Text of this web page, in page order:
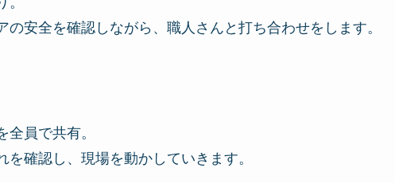
安全を確認しながら、職人さんと打ち合わせをします。
員で共有。
確認し、現場を動かしていきます。